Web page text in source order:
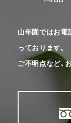
山年園ではお電
っております。
ご不明点など、